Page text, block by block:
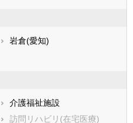
名古屋市緑区
瀬戸市
岩倉(愛知)
介護福祉施設
訪問リハビリ(在宅医療)